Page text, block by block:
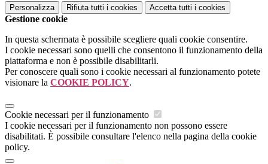
Personalizza Rifiuta tutti i cookies Accetta tutti i cookies
Gestione cookie
In questa schermata è possibile scegliere quali cookie consentire.
I cookie necessari sono quelli che consentono il funzionamento della
piattaforma e non è possibile disabilitarli.
Per conoscere quali sono i cookie necessari al funzionamento potete
visionare la COOKIE POLICY.
Cookie necessari per il funzionamento
I cookie necessari per il funzionamento non possono essere
disabilitati. È possibile consultare l'elenco nella pagina della cookie
policy.